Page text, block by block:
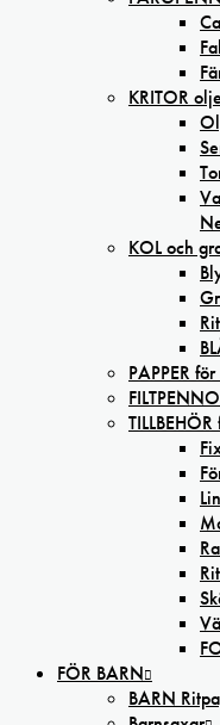
KRITOR
KOL och
PAPPER
FÖR BARN
BARN